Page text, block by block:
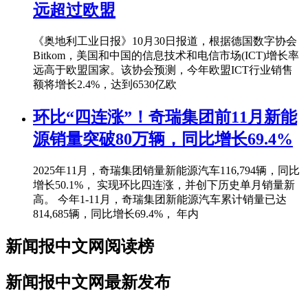
远超过欧盟
《奥地利工业日报》10月30日报道，根据德国数字协会
Bitkom，美国和中国的信息技术和电信市场(ICT)增长率
远高于欧盟国家。该协会预测，今年欧盟ICT行业销售
额将增长2.4%，达到6530亿欧
环比“四连涨”！奇瑞集团前11月新能
源销量突破80万辆，同比增长69.4%
2025年11月，奇瑞集团销量新能源汽车116,794辆，同比
增长50.1%， 实现环比四连涨，并创下历史单月销量新
高。 今年1-11月，奇瑞集团新能源汽车累计销量已达
814,685辆，同比增长69.4%， 年内
新闻报中文网阅读榜
新闻报中文网最新发布